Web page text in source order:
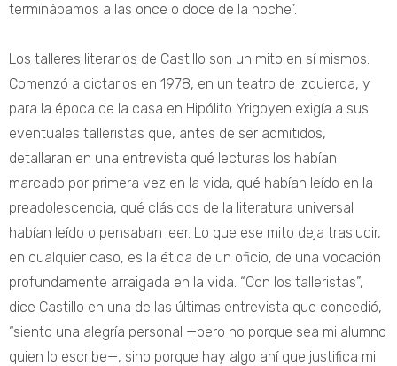
terminábamos a las once o doce de la noche”.
Los talleres literarios de Castillo son un mito en sí mismos.
Comenzó a dictarlos en 1978, en un teatro de izquierda, y
para la época de la casa en Hipólito Yrigoyen exigía a sus
eventuales talleristas que, antes de ser admitidos,
detallaran en una entrevista qué lecturas los habían
marcado por primera vez en la vida, qué habían leído en la
preadolescencia, qué clásicos de la literatura universal
habían leído o pensaban leer. Lo que ese mito deja traslucir,
en cualquier caso, es la ética de un oficio, de una vocación
profundamente arraigada en la vida. “Con los talleristas”,
dice Castillo en una de las últimas entrevista que concedió,
“siento una alegría personal —pero no porque sea mi alumno
quien lo escribe—, sino porque hay algo ahí que justifica mi